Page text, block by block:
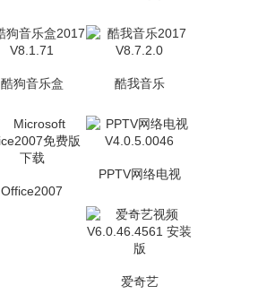
酷狗音乐盒 酷我音乐
Office2007
PPTV网络电视
爱奇艺